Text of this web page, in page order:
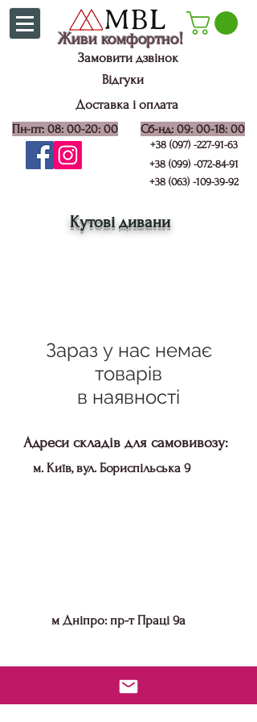
Живи комфортно!
Замовити дзвінок
Відгуки
Доставка і оплата
Пн-пт: 08: 00-20: 00 Сб-нд: 09: 00-18: 00
+38 (099) -072-84-91
+38 (097) -227-91-63
+38 (063) -109-39-92
Кутові дивани
Зараз у нас немає
товарів
в наявності
Адреси складів для самовивозу:
м. Київ, вул. Бориспільська 9
м Дніпро: пр-т Праці 9а